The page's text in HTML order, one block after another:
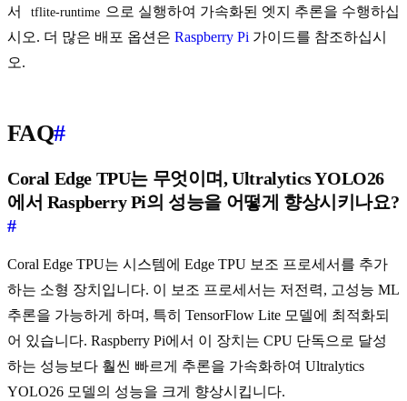
서
tflite-runtime 으로 실행하여 가속화된 엣지 추론을 수행하십
시오. 더 많은 배포 옵션은 Raspberry Pi 가이드를 참조하십시
오.
FAQ#
Coral Edge TPU는 무엇이며, Ultralytics YOLO26
에서 Raspberry Pi의 성능을 어떻게 향상시키나요?
#
Coral Edge TPU는 시스템에 Edge TPU 보조 프로세서를 추가
하는 소형 장치입니다. 이 보조 프로세서는 저전력, 고성능 ML
추론을 가능하게 하며, 특히 TensorFlow Lite 모델에 최적화되
어 있습니다. Raspberry Pi에서 이 장치는 CPU 단독으로 달성
하는 성능보다 훨씬 빠르게 추론을 가속화하여 Ultralytics
YOLO26 모델의 성능을 크게 향상시킵니다.